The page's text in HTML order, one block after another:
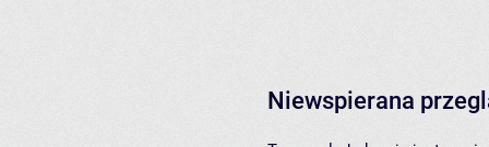
Niewspierana